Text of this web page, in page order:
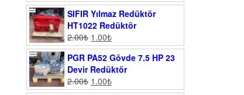
SIFIR Yılmaz Redüktör
HT1022 Redüktör
2.00₺ 1.00₺
PGR PA52 Gövde 7.5 HP 23
Devir Redüktör
2.00₺ 1.00₺